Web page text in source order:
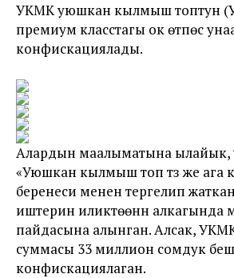
УКМК уюшкан кылмыш топтун
премиум класстагы ок өтпөс
конфискациялады.
Алардын маалыматына ылайык,
«Уюшкан кылмыш топ түзүү же ага
беренеси менен тергелип
иштерин иликтөөнүн алкагында
пайдасына алынган. Алсак,
суммасы 33 миллион сомдук
конфискациялаган.